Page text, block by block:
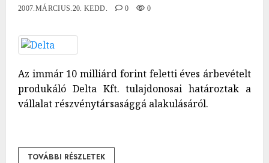
2007.MÁRCIUS.20. KEDD.
0 0
Az immár 10 milliárd forint feletti éves árbevételt
produkáló Delta Kft. tulajdonosai határoztak a
vállalat részvénytársasággá alakulásáról.
TOVÁBBI RÉSZLETEK